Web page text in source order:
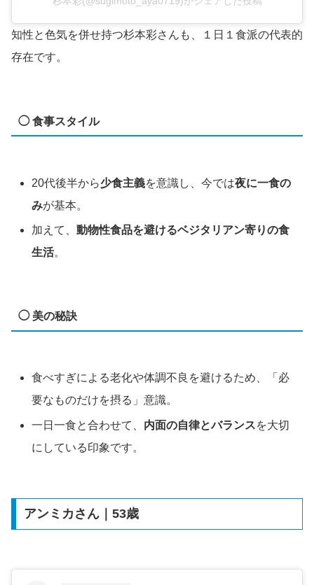
知性と色気を併せ持つ杉本彩さんも、１日１食派の代表的
存在です。
◯ 食事スタイル
20代後半から少食主義を意識し、今では夜に一食の
みが基本。
加えて、動物性食品を避けるベジタリアン寄りの食
生活。
◯ 美の秘訣
食べすぎによる老化や体調不良を避けるため、「必
要なものだけを摂る」意識。
一日一食と合わせて、 内面の自律とバランスを大切
にしている印象です。
アンミカさん｜53歳